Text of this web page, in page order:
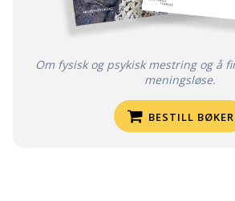
Om fysisk og psykisk mestring og å
meningsløse.
BESTILL BØKER